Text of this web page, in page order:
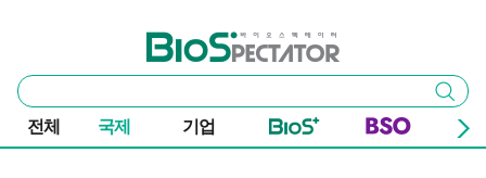
바이오스펙테이터
통
합
검
색
검색
전체 국제 기업